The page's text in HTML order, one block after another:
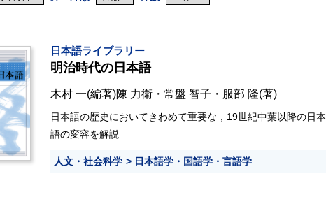
日本語ライブラリー
明治時代の日本語
木村 一(編著)陳 力衛 ・ 常盤 智子 ・ 服部 隆(著)
日本語の歴史においてきわめて重要な，19世紀中葉以降の日本
語の変容を解説
人文・社会科学 日本語学・国語学・言語学